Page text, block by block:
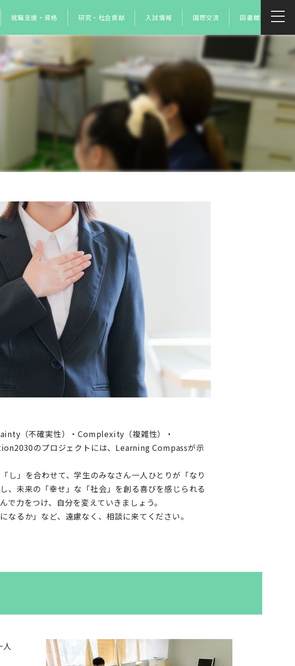
就職支援・資格 研究・社会貢献 入試情報 国際交流 図書館
（不確実性）・Complexity（複雑性）・
のプロジェクトには、Learning Compassが示
し」を合わせて、学生のみなさん一人ひとりが「なり
、未来の「幸せ」な「社会」を創る喜びを感じられる
力をつけ、自分を変えていきましょう。
なるか」など、遠慮なく、相談に来てください。
人